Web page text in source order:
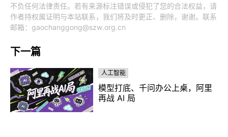
不负任何法律责任。若有来源标注错误或侵犯了您的合法权益，请
作者持权属证明与本站联系，我们将及时更正、删除，谢谢。联系
邮箱：gaochanggong@szw.org.cn
下一篇
人工智能
模型打底、千问办公上桌，阿里
再战 AI 局